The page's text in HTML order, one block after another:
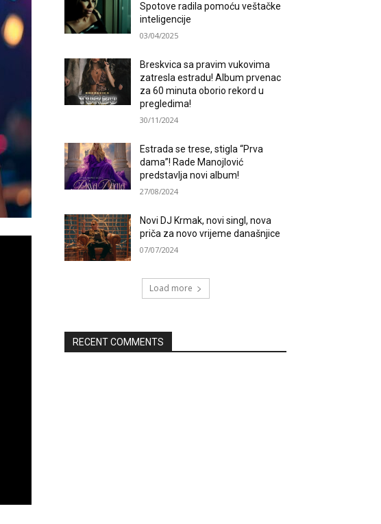
Spotove radila pomoću veštačke
inteligencije
03/04/2025
Breskvica sa pravim vukovima
zatresla estradu! Album prvenac
za 60 minuta oborio rekord u
pregledima!
30/11/2024
Estrada se trese, stigla “Prva
dama”! Rade Manojlović
predstavlja novi album!
27/08/2024
Novi DJ Krmak, novi singl, nova
priča za novo vrijeme današnjice
07/07/2024
Load more
RECENT COMMENTS